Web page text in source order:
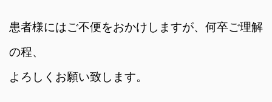
患者様にはご不便をおかけしますが、何卒ご理解
の程、
よろしくお願い致します。